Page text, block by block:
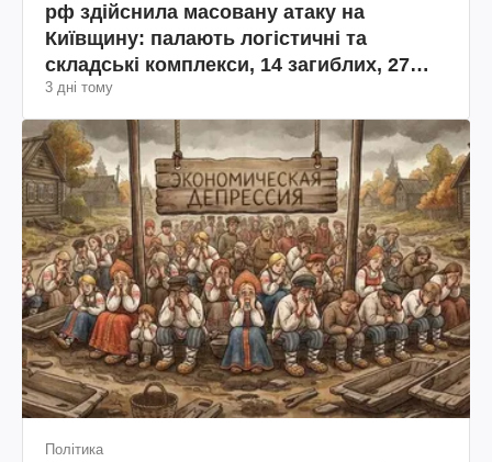
рф здійснила масовану атаку на
Київщину: палають логістичні та
складські комплекси, 14 загиблих, 27
поранених (фото, відео)
3 дні тому
Політика